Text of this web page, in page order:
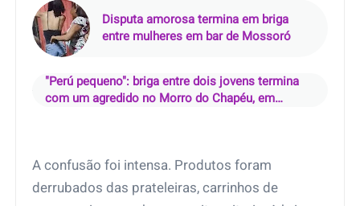
Disputa amorosa termina em briga
entre mulheres em bar de Mossoró
"Perú pequeno": briga entre dois jovens termina
com um agredido no Morro do Chapéu, em
A confusão foi intensa. Produtos foram
derrubados das prateleiras, carrinhos de